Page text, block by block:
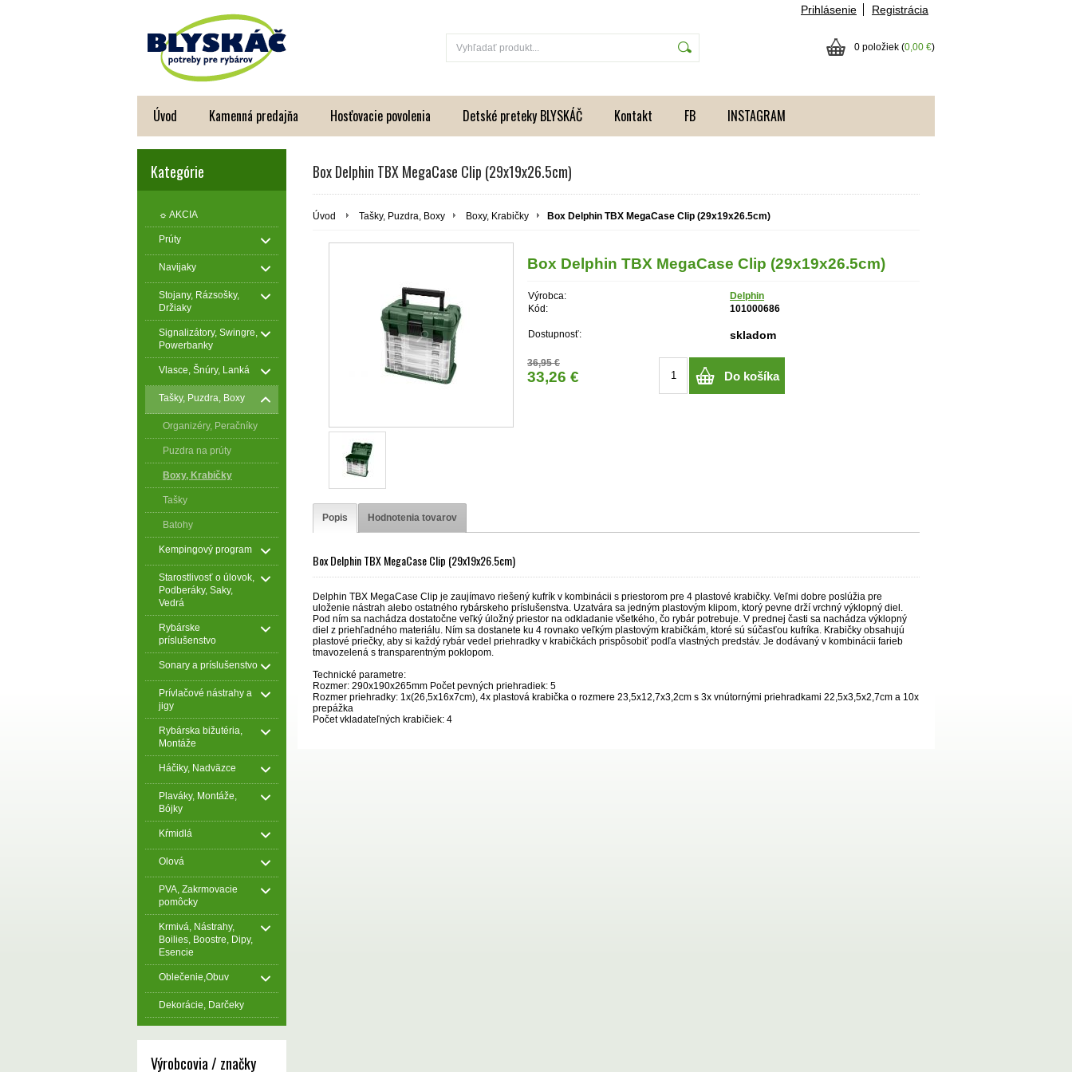
Prihlásenie Registrácia
0 položiek (0,00 €)
Úvod Kamenná predajňa Hosťovacie povolenia Detské preteky BLYSKÁČ Kontakt FB INSTAGRAM
Kategórie
☼ AKCIA
Prúty
Navijaky
Stojany, Rázsošky,
Držiaky
Signalizátory, Swingre,
Powerbanky
Vlasce, Šnúry, Lanká
Tašky, Puzdra, Boxy
Organizéry, Peračníky
Puzdra na prúty
Boxy, Krabičky
Tašky
Batohy
Kempingový program
Starostlivosť o úlovok,
Podberáky, Saky,
Vedrá
Rybárske
príslušenstvo
Sonary a príslušenstvo
Prívlačové nástrahy a
jigy
Rybárska bižutéria,
Montáže
Háčiky, Nadväzce
Plaváky, Montáže,
Bójky
Kŕmidlá
Olová
PVA, Zakrmovacie
pomôcky
Krmivá, Nástrahy,
Boilies, Boostre, Dipy,
Esencie
Oblečenie,Obuv
Dekorácie, Darčeky
Výrobcovia / značky
Box Delphin TBX MegaCase Clip (29x19x26.5cm)
Úvod Tašky, Puzdra, Boxy Boxy, Krabičky Box Delphin TBX MegaCase Clip (29x19x26.5cm)
Box Delphin TBX MegaCase Clip (29x19x26.5cm)
Výrobca:
Delphin
Kód:
101000686
Dostupnosť: skladom
36,95 €
33,26 € Do košíka
Popis Hodnotenia tovarov
Box Delphin TBX MegaCase Clip (29x19x26.5cm)
Delphin TBX MegaCase Clip je zaujímavo riešený kufrík v kombinácii s priestorom pre 4 plastové krabičky. Veľmi dobre poslúžia pre
uloženie nástrah alebo ostatného rybárskeho príslušenstva. Uzatvára sa jedným plastovým klipom, ktorý pevne drží vrchný výklopný diel.
Pod ním sa nachádza dostatočne veľký úložný priestor na odkladanie všetkého, čo rybár potrebuje. V prednej časti sa nachádza výklopný
diel z priehľadného materiálu. Ním sa dostanete ku 4 rovnako veľkým plastovým krabičkám, ktoré sú súčasťou kufríka. Krabičky obsahujú
plastové priečky, aby si každý rybár vedel priehradky v krabičkách prispôsobiť podľa vlastných predstáv. Je dodávaný v kombinácii farieb
tmavozelená s transparentným poklopom.
Technické parametre:
Rozmer: 290x190x265mm Počet pevných priehradiek: 5
Rozmer priehradky: 1x(26,5x16x7cm), 4x plastová krabička o rozmere 23,5x12,7x3,2cm s 3x vnútornými priehradkami 22,5x3,5x2,7cm a 10x
prepážka
Počet vkladateľných krabičiek: 4